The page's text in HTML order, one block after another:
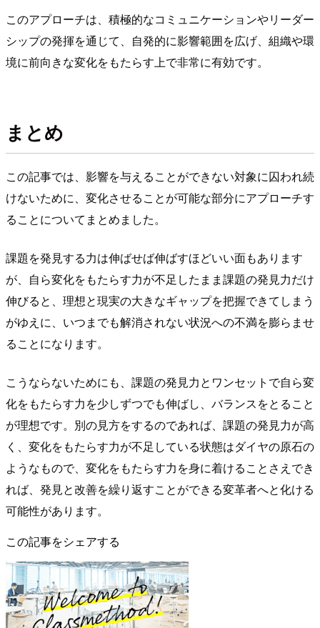
このアプローチは、積極的なコミュニケーションやリーダー
シップの発揮を通じて、自発的に影響範囲を広げ、組織や環
境に前向きな変化をもたらす上で非常に有効です。
まとめ
この記事では、影響を与えることができない対象に囚われ続
けないために、変化させることが可能な部分にアプローチす
ることについてまとめました。
課題を発見する力は伸ばせば伸ばすほどいい面もあります
が、自ら変化をもたらす力が不足したまま課題の発見力だけ
伸びると、理想と現実の大きなギャップを把握できてしまう
がゆえに、いつまでも解消されない状況への不満を膨らませ
ることになります。
こうならないためにも、課題の発見力とワンセットで自ら変
化をもたらす力を少しずつでも伸ばし、バランスをとること
が理想です。別の見方をするのであれば、課題の発見力が高
く、変化をもたらす力が不足している状態はダイヤの原石の
ようなもので、変化をもたらす力を身に着けることさえでき
れば、発見と改善を繰り返すことができる変革者へと化ける
可能性があります。
この記事をシェアする